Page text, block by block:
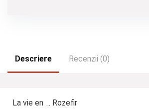
Descriere Recenzii (0)
La vie en … Rozefir